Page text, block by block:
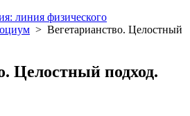
линия физического
> Вегетарианство. Целостный
Целостный подход.